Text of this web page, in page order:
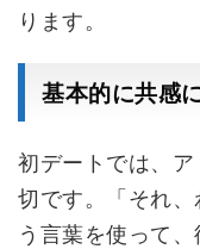
ります。
基本的に共感
初デートでは、
切です。「それ
う言葉を使って